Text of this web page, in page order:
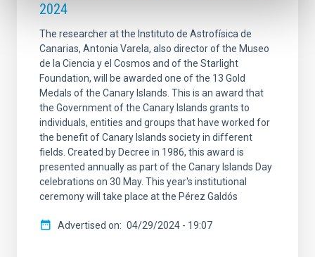
2024
The researcher at the Instituto de Astrofísica de
Canarias, Antonia Varela, also director of the Museo
de la Ciencia y el Cosmos and of the Starlight
Foundation, will be awarded one of the 13 Gold
Medals of the Canary Islands. This is an award that
the Government of the Canary Islands grants to
individuals, entities and groups that have worked for
the benefit of Canary Islands society in different
fields. Created by Decree in 1986, this award is
presented annually as part of the Canary Islands Day
celebrations on 30 May. This year's institutional
ceremony will take place at the Pérez Galdós
Advertised on 04/29/2024 - 19:07